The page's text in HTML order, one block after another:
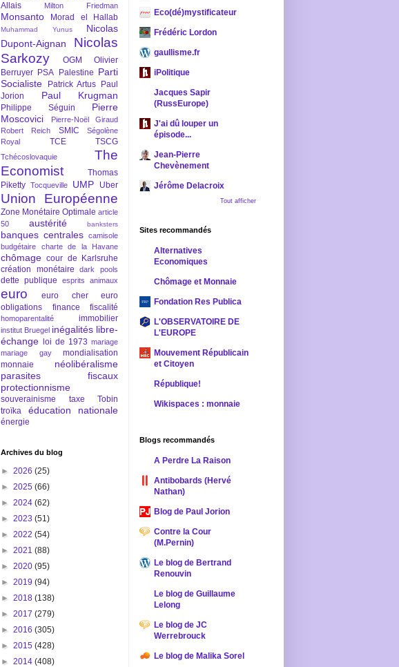
Allais
Milton Friedman
Monsanto Morad el Hallab
Muhammad Yunus
Nicolas
Dupont-Aignan
Nicolas
Sarkozy
OGM
Olivier
Berruyer PSA Palestine Parti
Socialiste
Patrick Artus
Paul
Jorion
Paul Krugman
Philippe Séguin
Pierre
Moscovici
Pierre-Noël Giraud
Robert Reich
SMIC
Ségolène
Royal
TCE TSCG
Tchécoslovaquie
The
Economist
Thomas
Piketty Tocqueville UMP Uber
Union Européenne
Zone Monétaire Optimale article
50
austérité banksters
banques centrales camisole
budgétaire
charte de la Havane
chômage cour de Karlsruhe
création monétaire
dark pools
dette publique esprits animaux
euro euro cher
euro
obligations
finance fiscalité
homoparentalité immobilier
institut Bruegel inégalités libre-
échange
loi de 1973 mariage
mariage gay
mondialisation
monnaie
néolibéralisme
parasites fiscaux
protectionnisme
souverainisme
taxe Tobin
troïka
éducation nationale
énergie
Archives du blog
► 2026 (25)
► 2025 (66)
► 2024 (62)
► 2023 (51)
► 2022 (54)
► 2021 (88)
► 2020 (95)
► 2019 (94)
► 2018 (138)
► 2017 (279)
► 2016 (305)
► 2015 (428)
► 2014 (408)
Eco(dé)mystificateur
Frédéric Lordon
gaullisme.fr
iPolitique
Jacques Sapir
(RussEurope)
J'ai dû louper un
épisode...
Jean-Pierre
Chevènement
Jérôme Delacroix
Tout afficher
Sites recommandés
Alternatives
Economiques
Chômage et Monnaie
Fondation Res Publica
L'OBSERVATOIRE DE
L'EUROPE
Mouvement Républicain
et Citoyen
République!
Wikispaces : monnaie
Blogs recommandés
A Perdre La Raison
Antibobards (Hervé
Nathan)
Blog de Paul Jorion
Contre la Cour
(M.Pernin)
Le blog de Bertrand
Renouvin
Le blog de Guillaume
Lelong
Le blog de JC
Werrebrouck
Le blog de Malika Sorel